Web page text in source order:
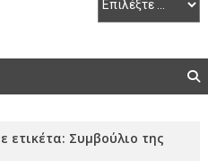
ετικέτα: Συμβούλιο της